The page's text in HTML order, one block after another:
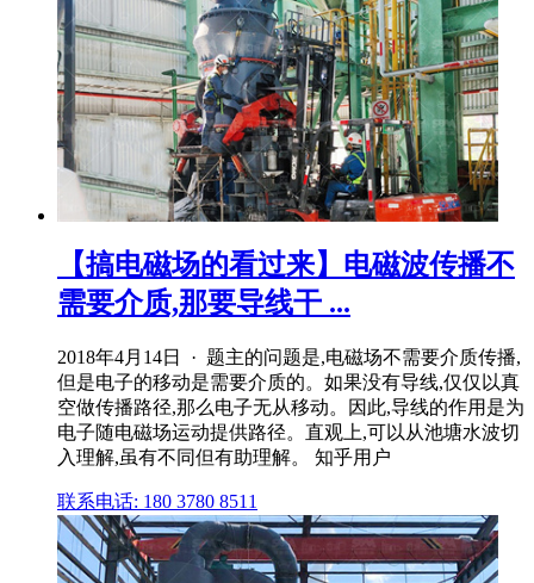
【搞电磁场的看过来】电磁波传播不
需要介质,那要导线干 ...
2018年4月14日 · 题主的问题是,电磁场不需要介质传播,
但是电子的移动是需要介质的。如果没有导线,仅仅以真
空做传播路径,那么电子无从移动。因此,导线的作用是为
电子随电磁场运动提供路径。直观上,可以从池塘水波切
入理解,虽有不同但有助理解。 知乎用户
联系电话: 180 3780 8511